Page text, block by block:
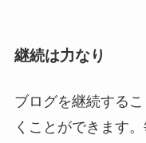
継続は力なり
ブログを継続する
くことができます